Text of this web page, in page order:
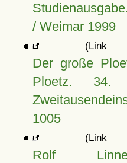
/ Weimar 1999
Der große
Ploetz. 34.
1005
Rolf